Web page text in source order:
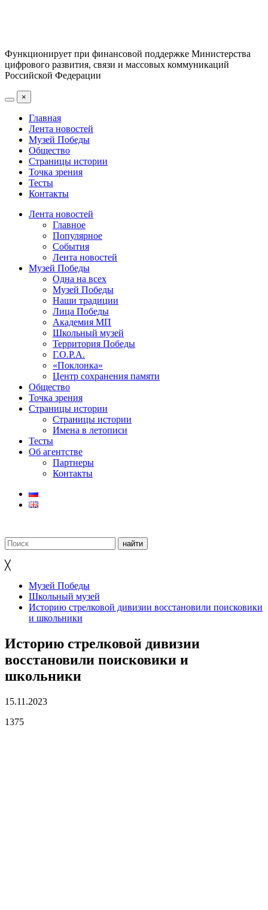
Функционирует при финансовой поддержке Министерства
цифрового развития, связи и массовых коммуникаций
Российской Федерации
×
Главная
Лента новостей
Музей Победы
Общество
Страницы истории
Точка зрения
Тесты
Контакты
Лента новостей
Главное
Популярное
События
Лента новостей
Музей Победы
Одна на всех
Музей Победы
Наши традиции
Лица Победы
Академия МП
Школьный музей
Территория Победы
Г.О.Р.А.
«Поклонка»
Центр сохранения памяти
Общество
Точка зрения
Страницы истории
Страницы истории
Имена в летописи
Тесты
Об агентстве
Партнеры
Контакты
╳
Музей Победы
Школьный музей
Историю стрелковой дивизии восстановили поисковики
и школьники
Историю стрелковой дивизии
восстановили поисковики и
школьники
15.11.2023
1375